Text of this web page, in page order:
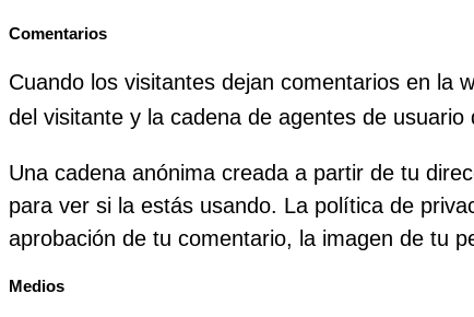
Comentarios
Cuando los visitantes dejan comentarios en la
del visitante y la cadena de agentes de
Una cadena anónima creada a partir de tu
para ver si la estás usando. La política de
aprobación de tu comentario, la imagen de tu
Medios